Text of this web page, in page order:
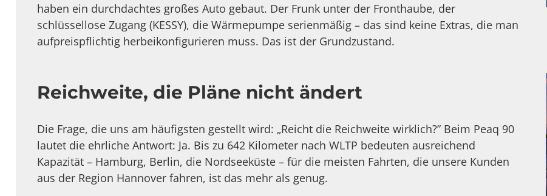
haben ein durchdachtes großes Auto gebaut. Der Frunk unter der Fronthaube, der
schlüssellose Zugang (KESSY), die Wärmepumpe serienmäßig – das sind keine Extras, die man
aufpreispflichtig herbeikonfigurieren muss. Das ist der Grundzustand.
Reichweite, die Pläne nicht ändert
Die Frage, die uns am häufigsten gestellt wird: „Reicht die Reichweite wirklich?” Beim Peaq 90
lautet die ehrliche Antwort: Ja. Bis zu 642 Kilometer nach WLTP bedeuten ausreichend
Kapazität – Hamburg, Berlin, die Nordseeküste – für die meisten Fahrten, die unsere Kunden
aus der Region Hannover fahren, ist das mehr als genug.